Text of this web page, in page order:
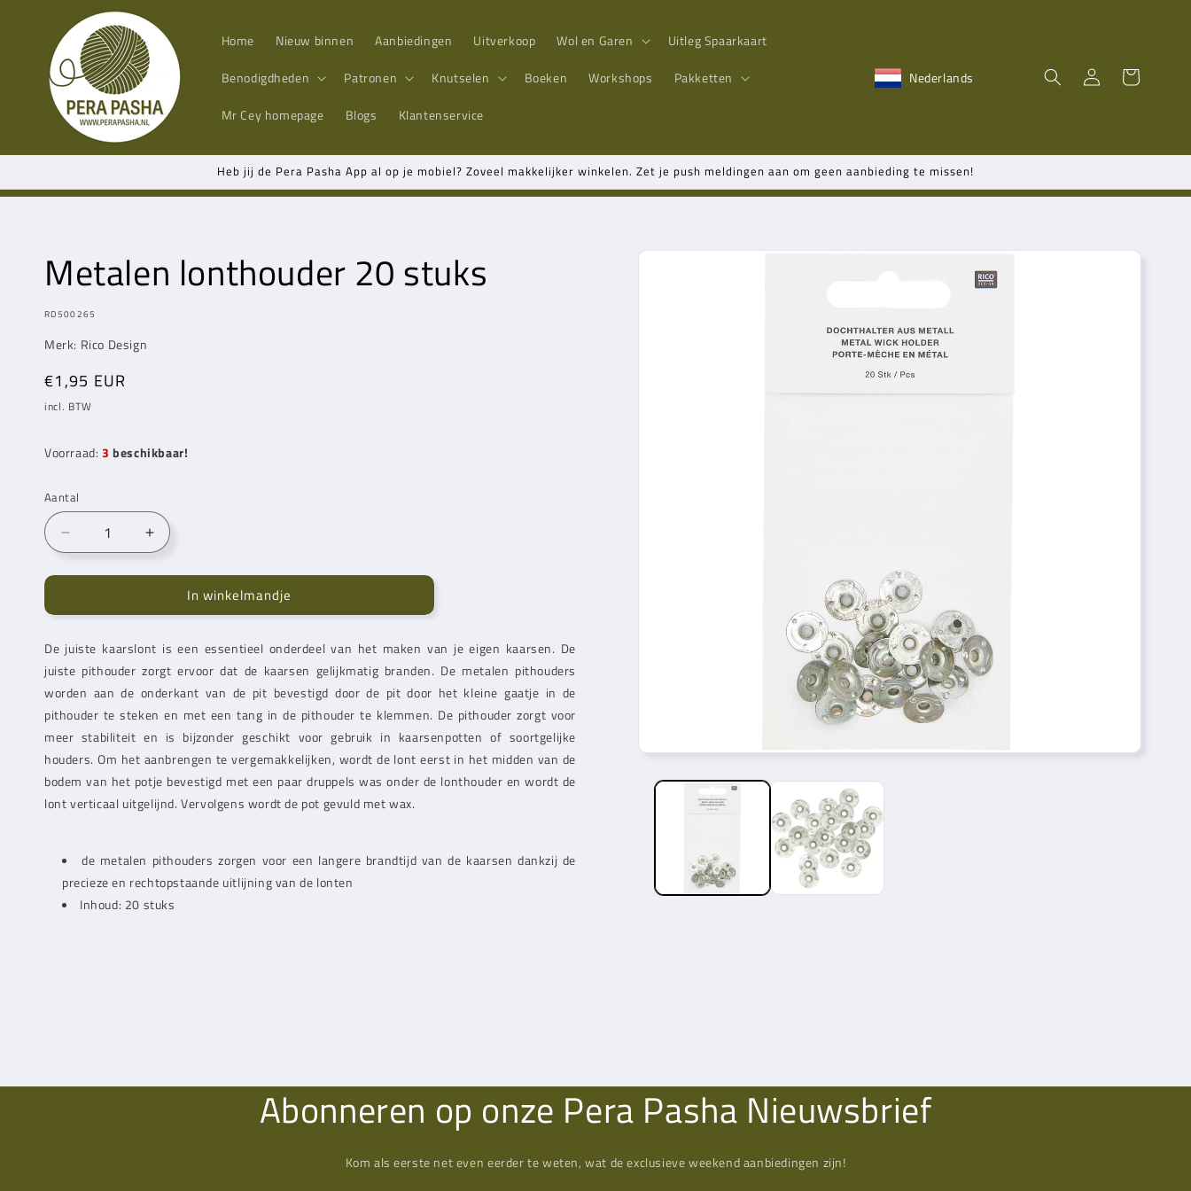
content Home Nieuw binnen Aanbiedingen Uitverkoop Wol en Garen
Uitleg Spaarkaart
Benodigdheden
Patronen Knutselen Boeken Workshops
Pakketten
Mr Cey homepage Blogs Klantenservice
Nederlands InloggenWinkelwagen
Heb jij de Pera Pasha App al op je mobiel? Zoveel makkelijker winkelen. Zet je push meldingen aan om geen aanbieding te missen!
Metalen lonthouder 20 stuks
MODEL:
RD500265
Merk: Rico Design
Normale
prijs
€1,95 EUR
incl. BTW
Voorraad: 3 beschikbaar!
Aantal
Aantal
verlagen
voor
lonthouder
stuks
Aantal
verhogen
voor
Metalen
lonthouder
stuks
In winkelmandje
De juiste kaarslont is een essentieel onderdeel van het maken van je eigen kaarsen. De
juiste pithouder zorgt ervoor dat de kaarsen gelijkmatig branden. De metalen pithouders
worden aan de onderkant van de pit bevestigd door de pit door het kleine gaatje in de
pithouder te steken en met een tang in de pithouder te klemmen. De pithouder zorgt voor
meer stabiliteit en is bijzonder geschikt voor gebruik in kaarsenpotten of soortgelijke
houders. Om het aanbrengen te vergemakkelijken, wordt de lont eerst in het midden van de
bodem van het potje bevestigd met een paar druppels was onder de lonthouder en wordt de
lont verticaal uitgelijnd. Vervolgens wordt de pot gevuld met wax.
de metalen pithouders zorgen voor een langere brandtijd van de kaarsen dankzij de
precieze en rechtopstaande uitlijning van de lonten
Inhoud: 20 stuks
Abonneren op onze Pera Pasha Nieuwsbrief
Kom als eerste net even eerder te weten, wat de exclusieve weekend aanbiedingen zijn!